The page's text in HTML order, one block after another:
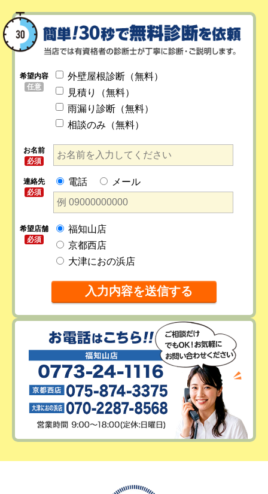
希望内容
任意
外壁屋根診断（無料）
見積り（無料）
雨漏り診断（無料）
相談のみ（無料）
お名前
必須
連絡先
必須
電話 メール
希望店舗
必須
福知山店
京都西店
大津におの浜店